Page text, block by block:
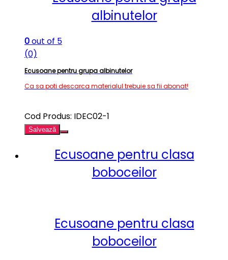
albinutelor
0out of 5
(0)
Ecusoane pentru grupa albinutelor
Ca sa poti descarca materialul trebuie sa fii abonat!
Cod Produs: IDEC02-1
Salvează
Ecusoane pentru clasa
boboceilor
Ecusoane pentru clasa
boboceilor